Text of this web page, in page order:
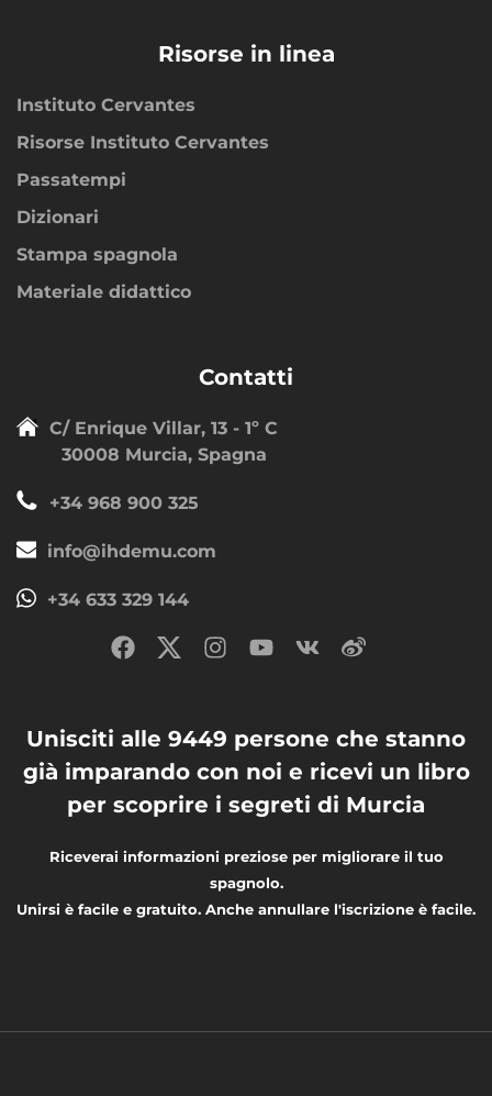
Risorse in linea
Instituto Cervantes
Risorse Instituto Cervantes
Passatempi
Dizionari
Stampa spagnola
Materiale didattico
Contatti
C/ Enrique Villar, 13 - 1º C
30008 Murcia, Spagna
+34 968 900 325
info@ihdemu.com
+34 633 329 144
Unisciti alle 9449 persone che stanno
già imparando con noi e ricevi un libro
per scoprire i segreti di Murcia
Riceverai informazioni preziose per migliorare il tuo
spagnolo.
Unirsi è facile e gratuito. Anche annullare l'iscrizione è facile.